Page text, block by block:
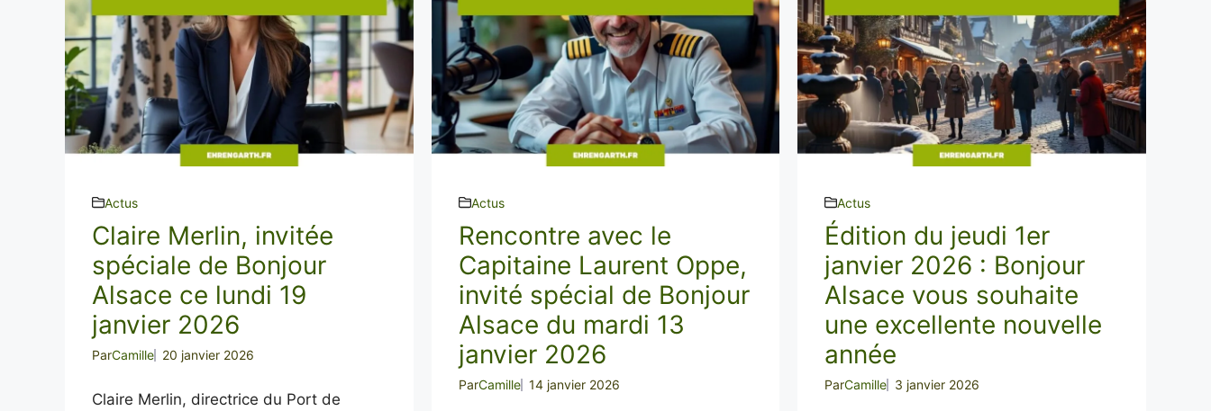
Actus
Claire Merlin, invitée
spéciale de Bonjour
Alsace ce lundi 19
janvier 2026
ParCamille 20 janvier 2026
Claire Merlin, directrice du Port de
Actus
Rencontre avec le
Capitaine Laurent Oppe,
invité spécial de Bonjour
Alsace du mardi 13
janvier 2026
ParCamille 14 janvier 2026
Actus
Édition du jeudi 1er
janvier 2026 : Bonjour
Alsace vous souhaite
une excellente nouvelle
année
ParCamille 3 janvier 2026